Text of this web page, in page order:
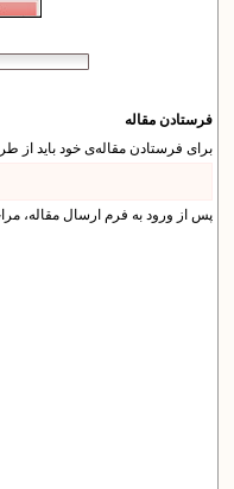
فرستادن مقاله
برای فرستادن مقاله‌ی خود باید از
پس از ورود به فرم ارسال مقاله،